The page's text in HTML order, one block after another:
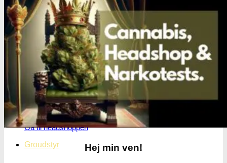
Få cannabis frø for hver
200DKK handlet i
headshoppen
Gå til headshoppen
Groudstyr
Hej min ven!